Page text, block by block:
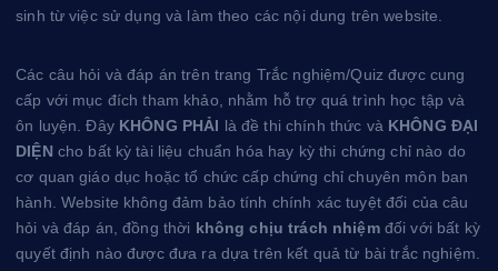
sinh từ việc sử dụng và làm theo các nội dung trên website.
Các câu hỏi và đáp án trên trang Trắc nghiệm/Quiz được cung
cấp với mục đích tham khảo, nhằm hỗ trợ quá trình học tập và
ôn luyện. Đây KHÔNG PHẢI là đề thi chính thức và KHÔNG ĐẠI
DIỆN cho bất kỳ tài liệu chuẩn hóa hay kỳ thi chứng chỉ nào do
cơ quan giáo dục hoặc tổ chức cấp chứng chỉ chuyên môn ban
hành. Website không đảm bảo tính chính xác tuyệt đối của câu
hỏi và đáp án, đồng thời không chịu trách nhiệmđối với bất kỳ
quyết định nào được đưa ra dựa trên kết quả từ bài trắc nghiệm.